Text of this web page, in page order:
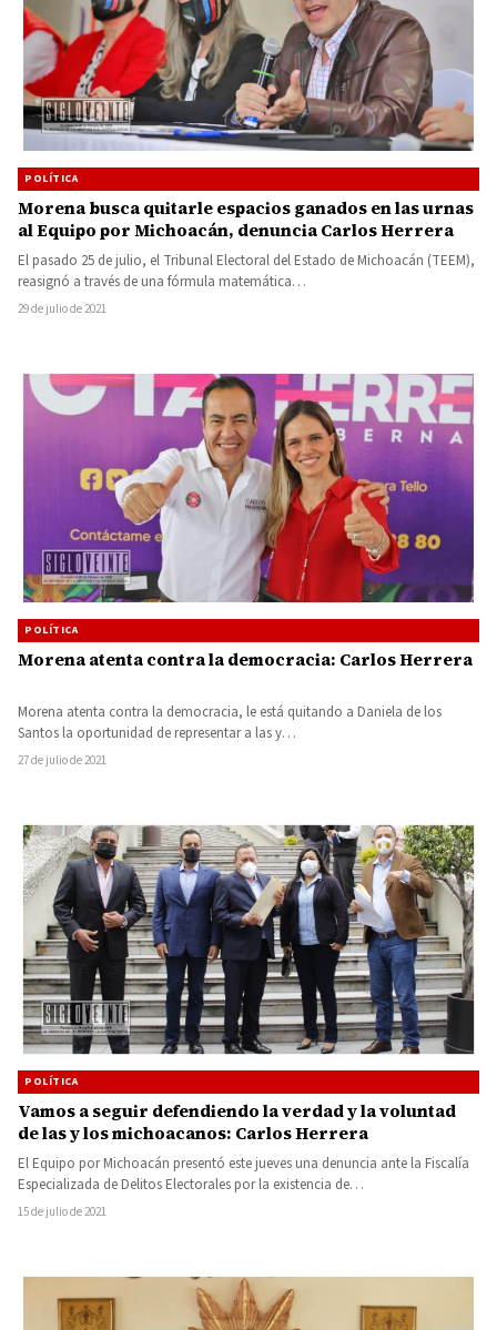
POLÍTICA
Morena busca quitarle espacios ganados en las urnas
al Equipo por Michoacán, denuncia Carlos Herrera
El pasado 25 de julio, el Tribunal Electoral del Estado de Michoacán (TEEM),
reasignó a través de una fórmula matemática…
29 de julio de 2021
POLÍTICA
Morena atenta contra la democracia: Carlos Herrera
Morena atenta contra la democracia, le está quitando a Daniela de los
Santos la oportunidad de representar a las y…
27 de julio de 2021
POLÍTICA
Vamos a seguir defendiendo la verdad y la voluntad
de las y los michoacanos: Carlos Herrera
El Equipo por Michoacán presentó este jueves una denuncia ante la Fiscalía
Especializada de Delitos Electorales por la existencia de…
15 de julio de 2021